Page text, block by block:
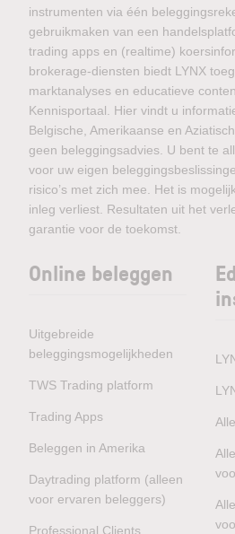
instrumenten via één
gebruikmaken van een
trading apps en (realtime)
brokerage-diensten biedt LYNX
marktanalyses en educatieve
Kennisportaal. Hier vindt u
Belgische, Amerikaanse en
geen beleggingsadvies. U bent te
voor uw eigen
risico’s met zich mee. Het is
inleg verliest. Resultaten uit het
garantie voor de toekomst.
Online beleggen
Uitgebreide
beleggingsmogelijkheden
TWS Trading platform
Trading Apps
Beleggen in Amerika
Daytrading platform (alleen
voor ervaren beleggers)
Professional Clients